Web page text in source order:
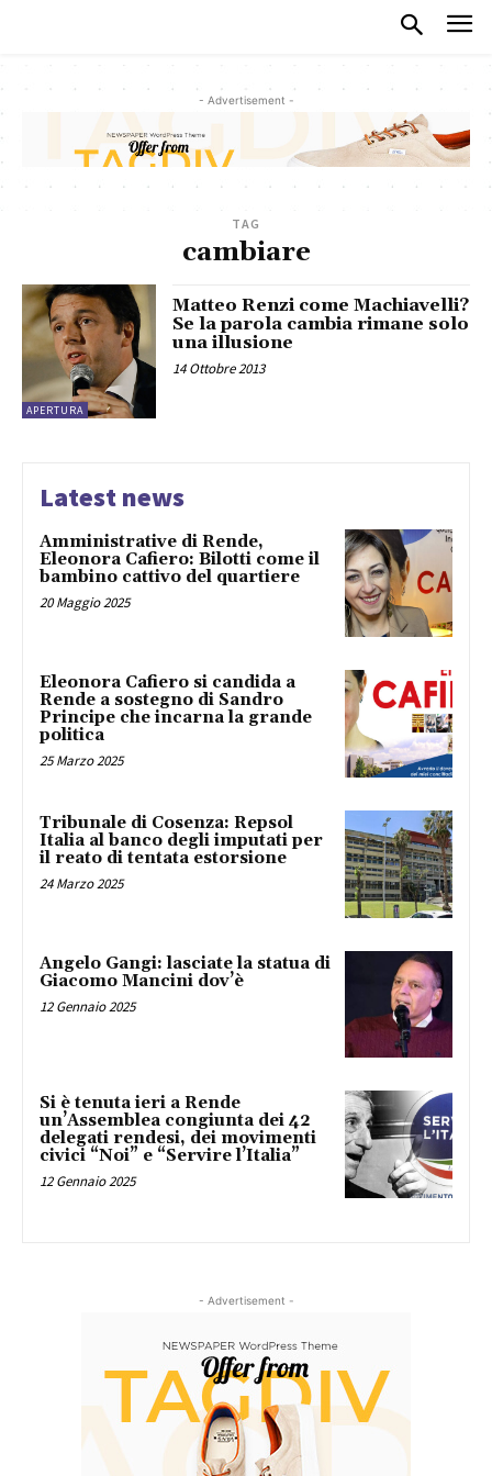
- Advertisement -
TAG
cambiare
APERTURA
Matteo Renzi come Machiavelli?
Se la parola cambia rimane solo
una illusione
14 Ottobre 2013
Latest news
Amministrative di Rende,
Eleonora Cafiero: Bilotti come il
bambino cattivo del quartiere
20 Maggio 2025
Eleonora Cafiero si candida a
Rende a sostegno di Sandro
Principe che incarna la grande
politica
25 Marzo 2025
Tribunale di Cosenza: Repsol
Italia al banco degli imputati per
il reato di tentata estorsione
24 Marzo 2025
Angelo Gangi: lasciate la statua di
Giacomo Mancini dov’è
12 Gennaio 2025
Si è tenuta ieri a Rende
un’Assemblea congiunta dei 42
delegati rendesi, dei movimenti
civici “Noi” e “Servire l’Italia”
12 Gennaio 2025
- Advertisement -